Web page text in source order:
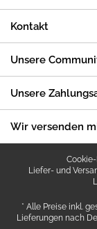
Kontakt
Unsere
Unsere
Wir versenden
Liefer- und
* Alle Preise inkl.
Lieferungen nach